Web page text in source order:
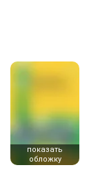
показать
обложку